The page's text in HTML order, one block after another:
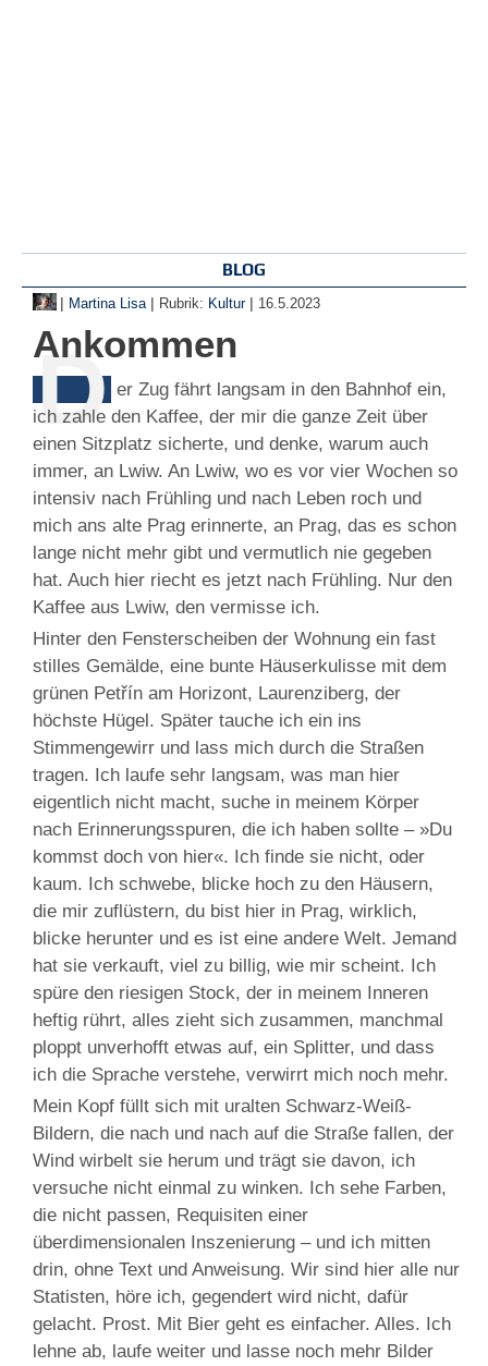
BLOG
| Martina Lisa | Rubrik: Kultur | 16.5.2023
Ankommen
D er Zug fährt langsam in den Bahnhof ein,
ich zahle den Kaffee, der mir die ganze Zeit über
einen Sitzplatz sicherte, und denke, warum auch
immer, an Lwiw. An Lwiw, wo es vor vier Wochen so
intensiv nach Frühling und nach Leben roch und
mich ans alte Prag erinnerte, an Prag, das es schon
lange nicht mehr gibt und vermutlich nie gegeben
hat. Auch hier riecht es jetzt nach Frühling. Nur den
Kaffee aus Lwiw, den vermisse ich.
Hinter den Fensterscheiben der Wohnung ein fast
stilles Gemälde, eine bunte Häuserkulisse mit dem
grünen Petřín am Horizont, Laurenziberg, der
höchste Hügel. Später tauche ich ein ins
Stimmengewirr und lass mich durch die Straßen
tragen. Ich laufe sehr langsam, was man hier
eigentlich nicht macht, suche in meinem Körper
nach Erinnerungsspuren, die ich haben sollte – »Du
kommst doch von hier«. Ich finde sie nicht, oder
kaum. Ich schwebe, blicke hoch zu den Häusern,
die mir zuflüstern, du bist hier in Prag, wirklich,
blicke herunter und es ist eine andere Welt. Jemand
hat sie verkauft, viel zu billig, wie mir scheint. Ich
spüre den riesigen Stock, der in meinem Inneren
heftig rührt, alles zieht sich zusammen, manchmal
ploppt unverhofft etwas auf, ein Splitter, und dass
ich die Sprache verstehe, verwirrt mich noch mehr.
Mein Kopf füllt sich mit uralten Schwarz-Weiß-
Bildern, die nach und nach auf die Straße fallen, der
Wind wirbelt sie herum und trägt sie davon, ich
versuche nicht einmal zu winken. Ich sehe Farben,
die nicht passen, Requisiten einer
überdimensionalen Inszenierung – und ich mitten
drin, ohne Text und Anweisung. Wir sind hier alle nur
Statisten, höre ich, gegendert wird nicht, dafür
gelacht. Prost. Mit Bier geht es einfacher. Alles. Ich
lehne ab, laufe weiter und lasse noch mehr Bilder